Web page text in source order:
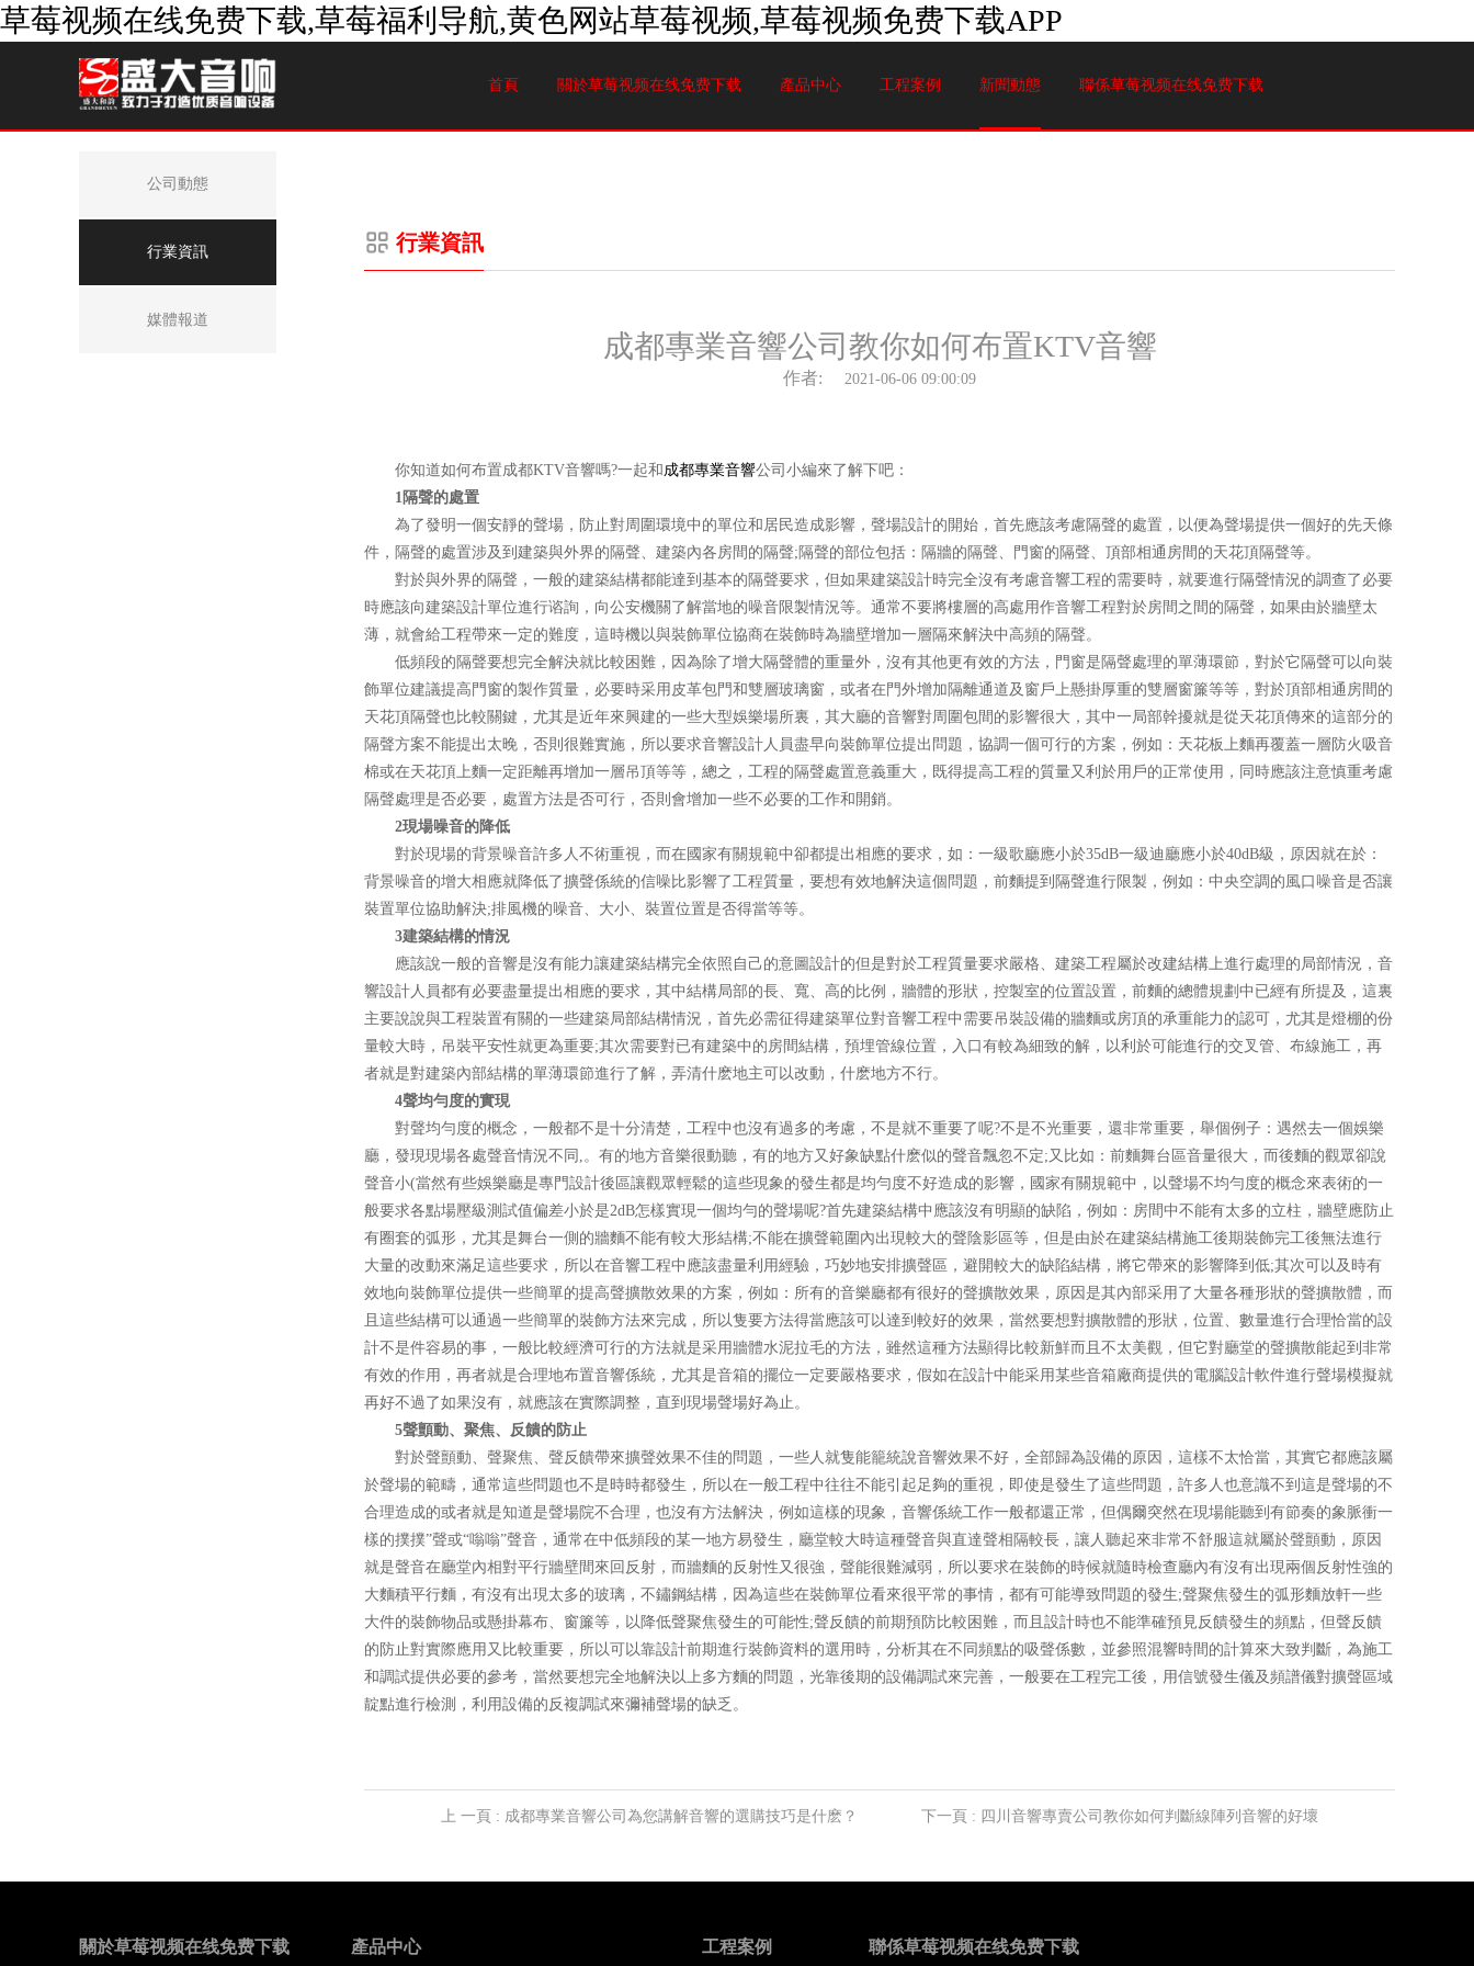
草莓视频在线免费下载,草莓福利导航,黄色网站草莓视频,草莓视频免费下载APP
首頁 關於草莓视频在线免费下载 產品中心 工程案例 新聞動態 聯係草莓视频在线免费下载
公司動態
行業資訊
媒體報道
行業資訊
成都專業音響公司教你如何布置KTV音響
作者: 2021-06-06 09:00:09
你知道如何布置成都KTV音響嗎?一起和 成都專業音響公司小編來了解下吧：
1隔聲的處置
為了發明一個安靜的聲場，防止對周圍環境中的單位和居民造成影響，聲場設計的開始，首先應該考慮隔聲的處置，以便為聲場提供一個好的先天條
件，隔聲的處置涉及到建築與外界的隔聲、建築內各房間的隔聲;隔聲的部位包括：隔牆的隔聲、門窗的隔聲、頂部相通房間的天花頂隔聲等。
對於與外界的隔聲，一般的建築結構都能達到基本的隔聲要求，但如果建築設計時完全沒有考慮音響工程的需要時，就要進行隔聲情況的調查了必要
時應該向建築設計單位進行谘詢，向公安機關了解當地的噪音限製情況等。通常不要將樓層的高處用作音響工程對於房間之間的隔聲，如果由於牆壁太
薄，就會給工程帶來一定的難度，這時機以與裝飾單位協商在裝飾時為牆壁增加一層隔來解決中高頻的隔聲。
低頻段的隔聲要想完全解決就比較困難，因為除了增大隔聲體的重量外，沒有其他更有效的方法，門窗是隔聲處理的單薄環節，對於它隔聲可以向裝
飾單位建議提高門窗的製作質量，必要時采用皮革包門和雙層玻璃窗，或者在門外增加隔離通道及窗戶上懸掛厚重的雙層窗簾等等，對於頂部相通房間的
天花頂隔聲也比較關鍵，尤其是近年來興建的一些大型娛樂場所裏，其大廳的音響對周圍包間的影響很大，其中一局部幹擾就是從天花頂傳來的這部分的
隔聲方案不能提出太晚，否則很難實施，所以要求音響設計人員盡早向裝飾單位提出問題，協調一個可行的方案，例如：天花板上麵再覆蓋一層防火吸音
棉或在天花頂上麵一定距離再增加一層吊頂等等，總之，工程的隔聲處置意義重大，既得提高工程的質量又利於用戶的正常使用，同時應該注意慎重考慮
隔聲處理是否必要，處置方法是否可行，否則會增加一些不必要的工作和開銷。
2現場噪音的降低
對於現場的背景噪音許多人不術重視，而在國家有關規範中卻都提出相應的要求，如：一級歌廳應小於35dB一級迪廳應小於40dB級，原因就在於：
背景噪音的增大相應就降低了擴聲係統的信噪比影響了工程質量，要想有效地解決這個問題，前麵提到隔聲進行限製，例如：中央空調的風口噪音是否讓
裝置單位協助解決;排風機的噪音、大小、裝置位置是否得當等等。
3建築結構的情況
應該說一般的音響是沒有能力讓建築結構完全依照自己的意圖設計的但是對於工程質量要求嚴格、建築工程屬於改建結構上進行處理的局部情況，音
響設計人員都有必要盡量提出相應的要求，其中結構局部的長、寬、高的比例，牆體的形狀，控製室的位置設置，前麵的總體規劃中已經有所提及，這裏
主要說說與工程裝置有關的一些建築局部結構情況，首先必需征得建築單位對音響工程中需要吊裝設備的牆麵或房頂的承重能力的認可，尤其是燈棚的份
量較大時，吊裝平安性就更為重要;其次需要對已有建築中的房間結構，預埋管線位置，入口有較為細致的解，以利於可能進行的交叉管、布線施工，再
者就是對建築內部結構的單薄環節進行了解，弄清什麽地主可以改動，什麽地方不行。
4聲均勻度的實現
對聲均勻度的概念，一般都不是十分清楚，工程中也沒有過多的考慮，不是就不重要了呢?不是不光重要，還非常重要，舉個例子：遇然去一個娛樂
廳，發現現場各處聲音情況不同,。有的地方音樂很動聽，有的地方又好象缺點什麽似的聲音飄忽不定;又比如：前麵舞台區音量很大，而後麵的觀眾卻說
聲音小(當然有些娛樂廳是專門設計後區讓觀眾輕鬆的這些現象的發生都是均勻度不好造成的影響，國家有關規範中，以聲場不均勻度的概念來表術的一
般要求各點場壓級測試值偏差小於是2dB怎樣實現一個均勻的聲場呢?首先建築結構中應該沒有明顯的缺陷，例如：房間中不能有太多的立柱，牆壁應防止
有圈套的弧形，尤其是舞台一側的牆麵不能有較大形結構;不能在擴聲範圍內出現較大的聲陰影區等，但是由於在建築結構施工後期裝飾完工後無法進行
大量的改動來滿足這些要求，所以在音響工程中應該盡量利用經驗，巧妙地安排擴聲區，避開較大的缺陷結構，將它帶來的影響降到低;其次可以及時有
效地向裝飾單位提供一些簡單的提高聲擴散效果的方案，例如：所有的音樂廳都有很好的聲擴散效果，原因是其內部采用了大量各種形狀的聲擴散體，而
且這些結構可以通過一些簡單的裝飾方法來完成，所以隻要方法得當應該可以達到較好的效果，當然要想對擴散體的形狀，位置、數量進行合理恰當的設
計不是件容易的事，一般比較經濟可行的方法就是采用牆體水泥拉毛的方法，雖然這種方法顯得比較新鮮而且不太美觀，但它對廳堂的聲擴散能起到非常
有效的作用，再者就是合理地布置音響係統，尤其是音箱的擺位一定要嚴格要求，假如在設計中能采用某些音箱廠商提供的電腦設計軟件進行聲場模擬就
再好不過了如果沒有，就應該在實際調整，直到現場聲場好為止。
5聲顫動、聚焦、反饋的防止
對於聲顫動、聲聚焦、聲反饋帶來擴聲效果不佳的問題，一些人就隻能籠統說音響效果不好，全部歸為設備的原因，這樣不太恰當，其實它都應該屬
於聲場的範疇，通常這些問題也不是時時都發生，所以在一般工程中往往不能引起足夠的重視，即使是發生了這些問題，許多人也意識不到這是聲場的不
合理造成的或者就是知道是聲場院不合理，也沒有方法解決，例如這樣的現象，音響係統工作一般都還正常，但偶爾突然在現場能聽到有節奏的象脈衝一
樣的撲撲”聲或“嗡嗡”聲音，通常在中低頻段的某一地方易發生，廳堂較大時這種聲音與直達聲相隔較長，讓人聽起來非常不舒服這就屬於聲顫動，原因
就是聲音在廳堂內相對平行牆壁間來回反射，而牆麵的反射性又很強，聲能很難減弱，所以要求在裝飾的時候就隨時檢查廳內有沒有出現兩個反射性強的
大麵積平行麵，有沒有出現太多的玻璃，不鏽鋼結構，因為這些在裝飾單位看來很平常的事情，都有可能導致問題的發生;聲聚焦發生的弧形麵放軒一些
大件的裝飾物品或懸掛幕布、窗簾等，以降低聲聚焦發生的可能性;聲反饋的前期預防比較困難，而且設計時也不能準確預見反饋發生的頻點，但聲反饋
的防止對實際應用又比較重要，所以可以靠設計前期進行裝飾資料的選用時，分析其在不同頻點的吸聲係數，並參照混響時間的計算來大致判斷，為施工
和調試提供必要的參考，當然要想完全地解決以上多方麵的問題，光靠後期的設備調試來完善，一般要在工程完工後，用信號發生儀及頻譜儀對擴聲區域
靛點進行檢測，利用設備的反複調試來彌補聲場的缺乏。
上 一頁 : 成都專業音響公司為您講解音響的選購技巧是什麽？ 下一頁 : 四川音響專賣公司教你如何判斷線陣列音響的好壞
關於草莓视频在线免费下载 產品中心 工程案例 聯係草莓视频在线免费下载